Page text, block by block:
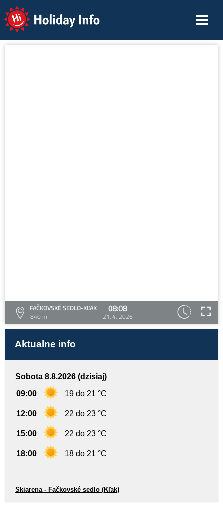
Holiday Info
FAČKOVSKÉ SEDLO-KĽAK
840 m
08:08
21. 4. 2026
Aktualne info
Sobota 8.8.2026 (dzisiaj)
09:00 19 do 21 °C
12:00 22 do 23 °C
15:00 22 do 23 °C
18:00 18 do 21 °C
Skiarena - Fačkovské sedlo (Kľak)